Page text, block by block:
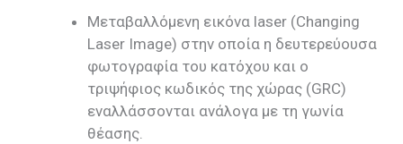
Μεταβαλλόμενη εικόνα laser (Changing
Laser Image) στην οποία η δευτερεύουσα
φωτογραφία του κατόχου και ο
τριψήφιος κωδικός της χώρας (GRC)
εναλλάσσονται ανάλογα με τη γωνία
θέασης.